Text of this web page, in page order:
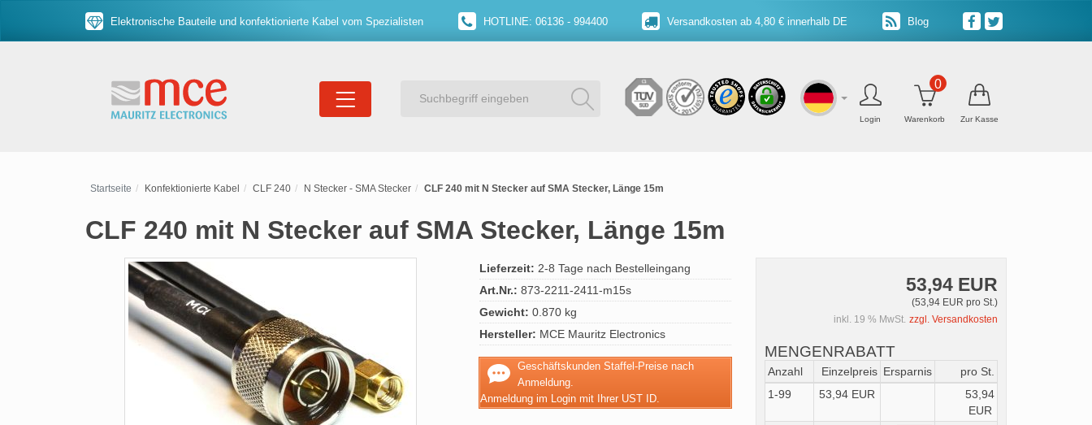
Elektronische Bauteile und konfektionierte Kabel vom Spezialisten HOTLINE: 06136 - 994400 Versandkosten ab 4,80 € innerhalb DE Blog
Login Warenkorb
0
Zur Kasse
Startseite Konfektionierte Kabel CLF 240 N Stecker - SMA Stecker CLF 240 mit N Stecker auf SMA Stecker, Länge 15m
CLF 240 mit N Stecker auf SMA Stecker, Länge 15m
Lieferzeit: 2-8 Tage nach Bestelleingang
Art.Nr.: 873-2211-2411-m15s
Gewicht: 0.870 kg
Hersteller: MCE Mauritz Electronics
Geschäftskunden Staffel-Preise nach
Anmeldung.
Anmeldung im Login mit Ihrer UST ID.
53,94 EUR
(53,94 EUR pro St.)
inkl. 19 % MwSt. zzgl. Versandkosten
MENGENRABATT
Anzahl Einzelpreis Ersparnis
pro St.
1-99
53,94 EUR
53,94
EUR